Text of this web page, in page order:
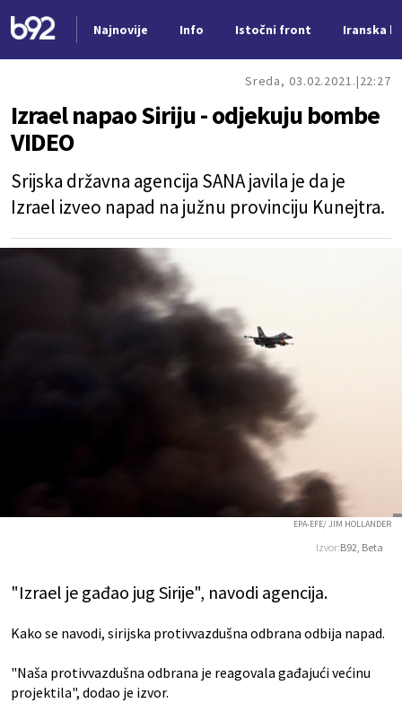
Najnovije Info Istočni front Iranska
Sreda, 03.02.2021. 22:27
Izrael napao Siriju - odjekuju bombe
VIDEO
Srijska državna agencija SANA javila je da je
Izrael izveo napad na južnu provinciju Kunejtra.
Izvor:B92, Beta
EPA-EFE/ JIM HOLLANDER
"Izrael je gađao jug Sirije", navodi agencija.
Kako se navodi, sirijska protivvazdušna odbrana odbija napad.
"Naša protivvazdušna odbrana je reagovala gađajući većinu
projektila", dodao je izvor.